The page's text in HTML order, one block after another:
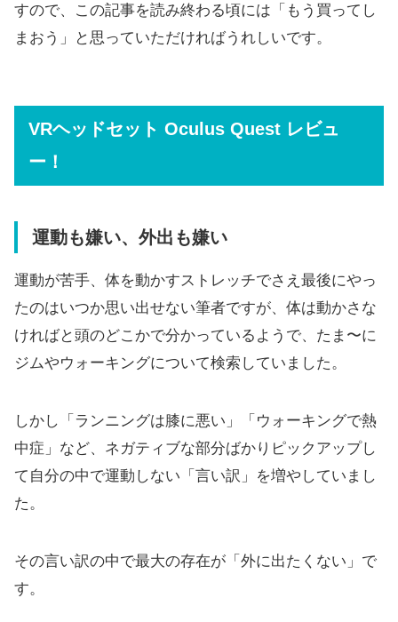
すので、この記事を読み終わる頃には「もう買ってし
まおう」と思っていただければうれしいです。
VRヘッドセット Oculus Quest レビュ
ー！
運動も嫌い、外出も嫌い
運動が苦手、体を動かすストレッチでさえ最後にやっ
たのはいつか思い出せない筆者ですが、体は動かさな
ければと頭のどこかで分かっているようで、たま〜に
ジムやウォーキングについて検索していました。
しかし「ランニングは膝に悪い」「ウォーキングで熱
中症」など、ネガティブな部分ばかりピックアップし
て自分の中で運動しない「言い訳」を増やしていまし
た。
その言い訳の中で最大の存在が「外に出たくない」で
す。